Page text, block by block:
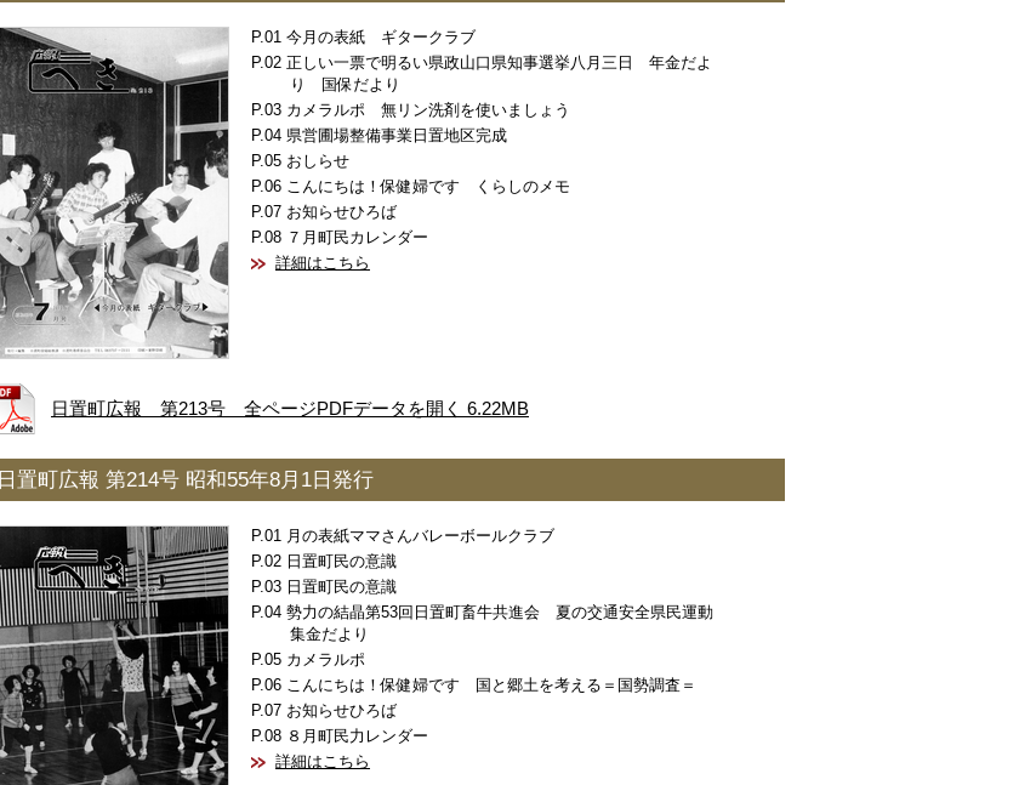
今月の表紙 ギタークラブ
正しい一票で明るい県政山口県知事選挙八月三日 年金だよ
り 国保だより
カメラルポ 無リン洗剤を使いましょう
県営圃場整備事業日置地区完成
おしらせ
こんにちは！保健婦です くらしのメモ
お知らせひろば
７月町民カレンダー
詳細はこちら
日置町広報 第213号 全ページPDFデータを開く 6.22MB
日置町広報 第214号 昭和55年8月1日発行
月の表紙ママさんバレーボールクラブ
日置町民の意識
日置町民の意識
勢力の結晶第53回日置町畜牛共進会 夏の交通安全県民運動
集金だより
カメラルポ
こんにちは！保健婦です 国と郷土を考える＝国勢調査＝
お知らせひろば
８月町民力レンダー
詳細はこちら